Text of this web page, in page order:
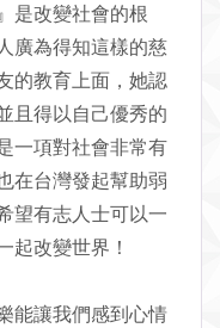
改變社會的根
廣為得知這樣的慈
的教育上面，她認
且得以自己優秀的
一項對社會非常有
在台灣發起幫助弱
望有志人士可以一
起改變世界！
讓我們感到心情